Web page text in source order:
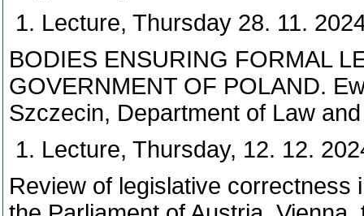
Lecture, Thursday 28. 11.
BODIES ENSURING FORMAL
GOVERNMENT OF POLAND.
Szczecin, Department of Law
Lecture, Thursday, 12. 12.
Review of legislative correctness